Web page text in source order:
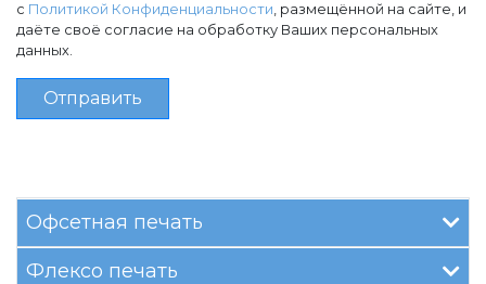
с Политикой Конфиденциальности, размещённой на сайте, и
даёте своё согласие на обработку Ваших персональных
данных.
Отправить
Офсетная печать
Флексо печать